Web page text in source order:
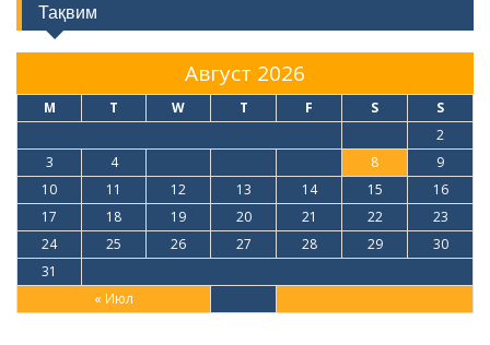
Тақвим
Август 2026
M T W T F S S
« Июл
2
3
4 8
9
10
11 12 13 14 15
16
17
18 19 20 21 22
23
24
25 26 27 28 29
30
31